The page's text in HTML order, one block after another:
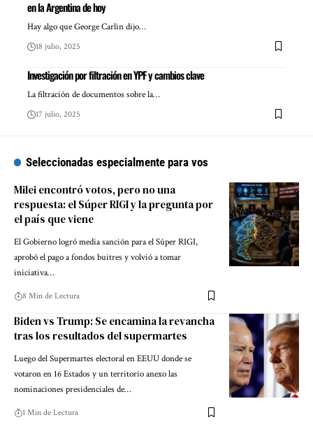
en la Argentina de hoy
Hay algo que George Carlin dijo…
18 julio, 2025
Investigación por filtración en YPF y cambios clave
La filtración de documentos sobre la…
17 julio, 2025
Seleccionadas especialmente para vos
Milei encontró votos, pero no una
respuesta: el Súper RIGI y la pregunta por
el país que viene
El Gobierno logró media sanción para el Súper RIGI,
aprobó el pago a fondos buitres y volvió a tomar
iniciativa…
8 Min de Lectura
Biden vs Trump: Se encamina la revancha
tras los resultados del supermartes
Luego del Supermartes electoral en EEUU donde se
votaron en 16 Estados y un territorio anexo las
nominaciones presidenciales de…
1 Min de Lectura